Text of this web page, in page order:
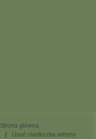
Strona główna
Usuń ciasteczka witryny